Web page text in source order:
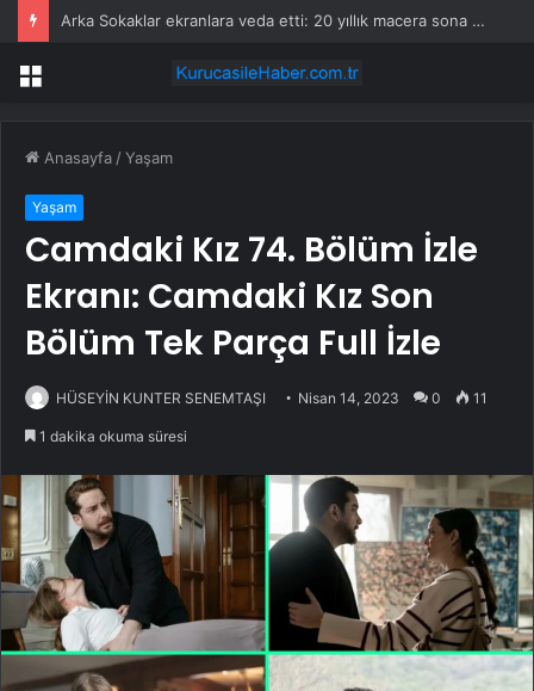
Arka Sokaklar ekranlara veda etti: 20 yıllık macera sona erdi
Menü
Anasayfa /Yaşam
Yaşam
Camdaki Kız 74. Bölüm İzle
Ekranı: Camdaki Kız Son
Bölüm Tek Parça Full İzle
HÜSEYİN KUNTER SENEMTAŞI Nisan 14, 2023 0 11
1 dakika okuma süresi